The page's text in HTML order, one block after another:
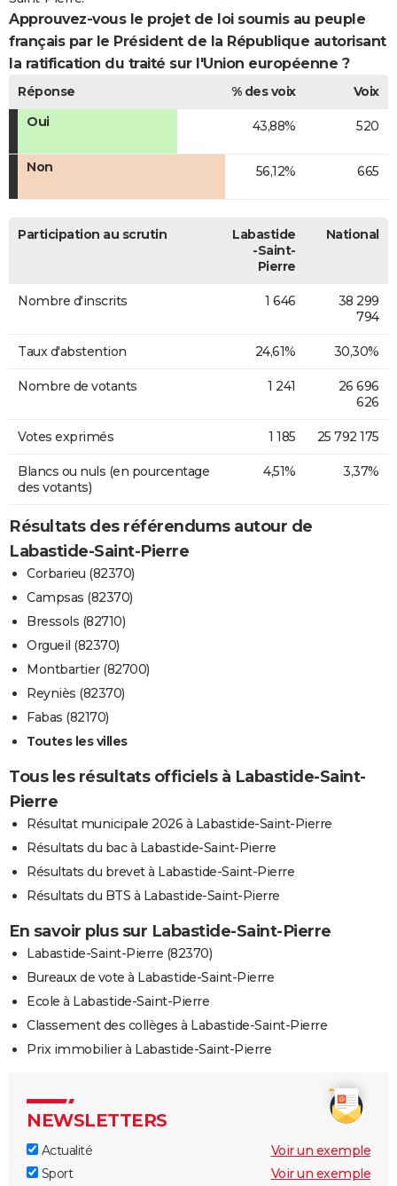
Approuvez-vous le projet de loi soumis au peuple
français par le Président de la République autorisant
la ratification du traité sur l'Union européenne ?
Réponse % des voix
Voix
Oui
43,88% 520
Non 56,12% 665
Participation au scrutin
Labastide
-Saint-
Pierre
National
Nombre d'inscrits 1 646
38 299
794
Taux d'abstention 24,61% 30,30%
Nombre de votants 1 241
26 696
626
Votes exprimés 1 185 25 792 175
Blancs ou nuls (en pourcentage
des votants)
4,51% 3,37%
Résultats des référendums autour de
Labastide-Saint-Pierre
Corbarieu (82370)
Campsas (82370)
Bressols (82710)
Orgueil (82370)
Montbartier (82700)
Reyniès (82370)
Fabas (82170)
Toutes les villes
Tous les résultats officiels à Labastide-Saint-
Pierre
Résultat municipale 2026 à Labastide-Saint-Pierre
Résultats du bac à Labastide-Saint-Pierre
Résultats du brevet à Labastide-Saint-Pierre
Résultats du BTS à Labastide-Saint-Pierre
En savoir plus sur Labastide-Saint-Pierre
Labastide-Saint-Pierre (82370)
Bureaux de vote à Labastide-Saint-Pierre
Ecole à Labastide-Saint-Pierre
Classement des collèges à Labastide-Saint-Pierre
Prix immobilier à Labastide-Saint-Pierre
NEWSLETTERS
Actualité
Voir un exemple
Sport
Voir un exemple